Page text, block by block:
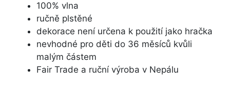
100% vlna
ručně plstěné
dekorace není určena k použití jako hračka
nevhodné pro děti do 36 měsíců kvůli
malým částem
Fair Trade a ruční výroba v Nepálu